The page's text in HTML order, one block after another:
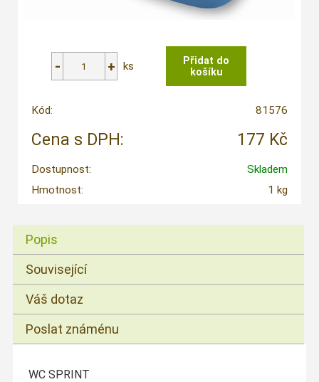
ks
Kód: 81576
Cena s DPH: 177 Kč
Dostupnost:
Skladem
Hmotnost:
1 kg
Popis
Související
Váš dotaz
Poslat známénu
WC SPRINT